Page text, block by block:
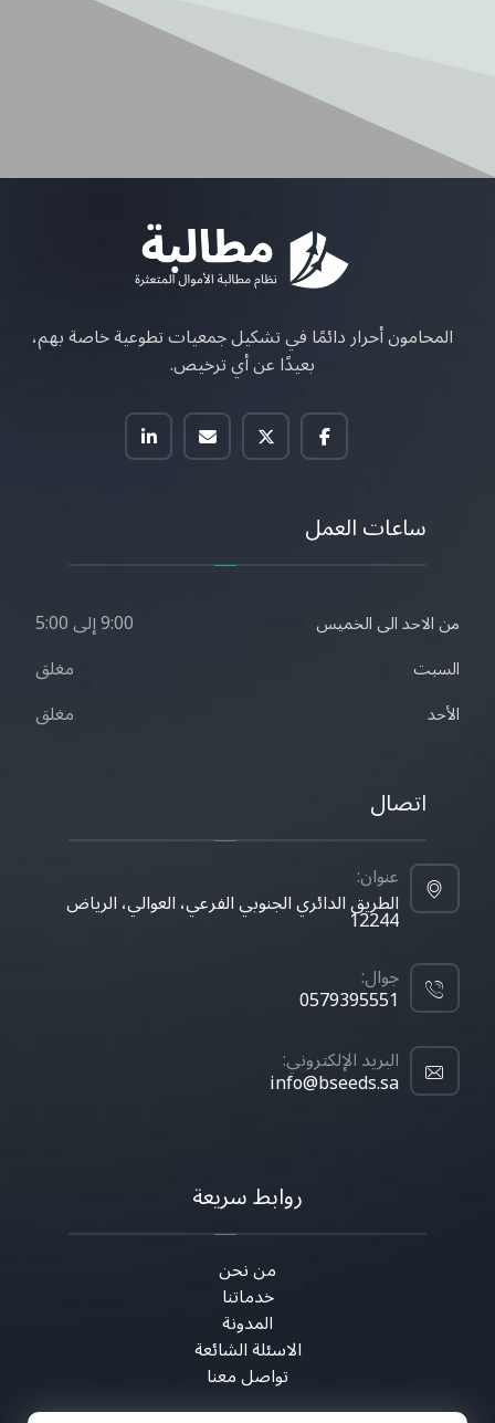
المحامون أحرار دائمًا في تشكيل جمعيات تطوعية خاصة بهم،
بعيدًا عن أي ترخيص.
ساعات العمل
من الاحد الى الخميس 9:00 إلى 5:00
السبت مغلق
الأحد مغلق
اتصال
عنوان:
الطريق الدائري الجنوبي الفرعي، العوالي، الرياض
12244
جوال:
0579395551
البريد الإلكتروني:
info@bseeds.sa
روابط سريعة
من نحن
خدماتنا
المدونة
الاسئلة الشائعة
تواصل معنا